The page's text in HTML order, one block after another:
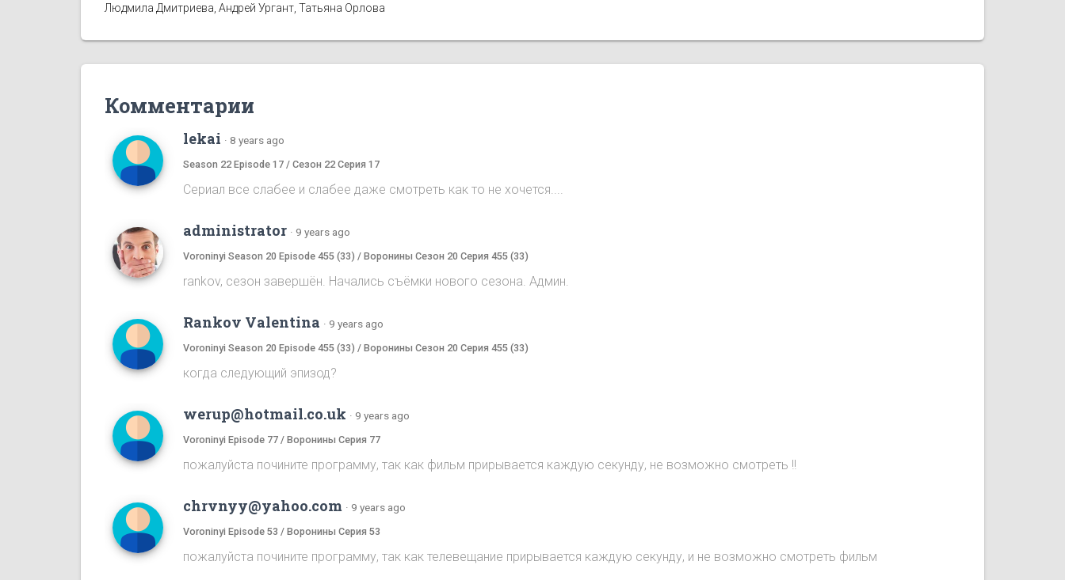
Людмила Дмитриева, Андрей Ургант, Татьяна Орлова
Комментарии
lekai · 8 years ago
Season 22 Episode 17 / Сезон 22 Серия 17
Сериал все слабее и слабее даже смотреть как то не хочется....
administrator · 9 years ago
Voroninyi Season 20 Episode 455 (33) / Воронины Сезон 20 Серия 455 (33)
rankov, сезон завершён. Начались съёмки нового сезона. Админ.
Rankov Valentina · 9 years ago
Voroninyi Season 20 Episode 455 (33) / Воронины Сезон 20 Серия 455 (33)
когда следующий эпизод?
werup@hotmail.co.uk · 9 years ago
Voroninyi Episode 77 / Воронины Серия 77
пожалуйста почините программу, так как фильм прирывается каждую секунду, не возможно смотреть !!
chrvnyy@yahoo.com · 9 years ago
Voroninyi Episode 53 / Воронины Серия 53
пожалуйста почините программу, так как телевещание прирывается каждую секунду, и не возможно смотреть фильм